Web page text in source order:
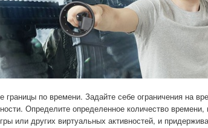
границы по времени. Задайте себе ограничения на
Определите определенное количество времени,
или других виртуальных активностей, и